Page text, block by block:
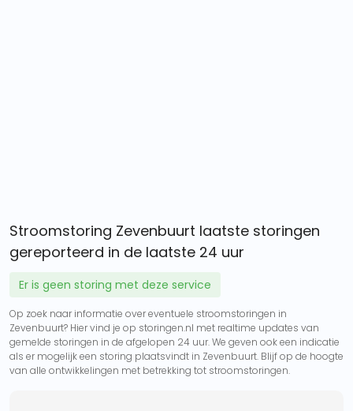
Stroomstoring Zevenbuurt laatste storingen
gereporteerd in de laatste 24 uur
Er is geen storing met deze service
Op zoek naar informatie over eventuele stroomstoringen in
Zevenbuurt? Hier vind je op storingen.nl met realtime updates van
gemelde storingen in de afgelopen 24 uur. We geven ook een indicatie
als er mogelijk een storing plaatsvindt in Zevenbuurt. Blijf op de hoogte
van alle ontwikkelingen met betrekking tot stroomstoringen.